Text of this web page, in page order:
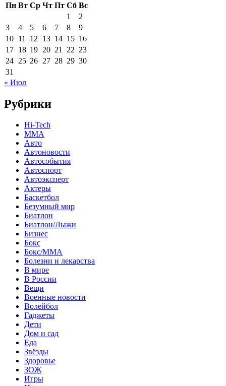
Пн Вт Ср Чт Пт Сб Вс
1
2
3
4 5 6 7 8
9
10 11 12 13 14 15 16
17 18 19 20 21 22 23
24 25 26 27 28 29 30
31
« Июл
Рубрики
Hi-Tech
MMA
Авто
Автоновости
Автособытия
Автоспорт
Автоэксперт
Актеры
Баскетбол
Безумный мир
Биатлон
Биатлон/Лыжи
Бизнес
Бокс
Бокс/MMA
Болезни и лекарства
В мире
В России
Вещи
Военные новости
Волейбол
Гаджеты
Дети
Дом и сад
Еда
Звёзды
Здоровье
ЗОЖ
Игры